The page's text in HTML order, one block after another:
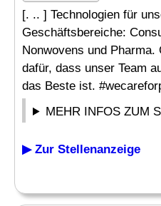
[. .. ] Technologien für
Geschäftsbereiche:
Nonwovens und
dafür, dass unser Team
das Beste ist.
MEHR INFOS ZUM
▶ Zur Stellenanzeige